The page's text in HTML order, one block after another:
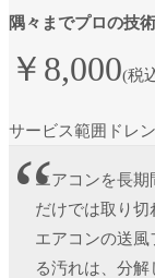
隅々までプロの技
￥8,000(税
サービス範囲 ドレ
エアコンを長
だけでは取り切
エアコンの送風
る汚れは、分